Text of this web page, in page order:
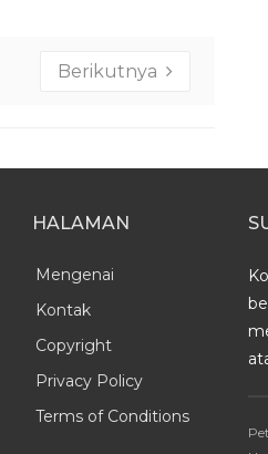
Berikutnya
HALAMAN
Mengenai
Kontak
Copyright
Privacy Policy
Terms of Conditions